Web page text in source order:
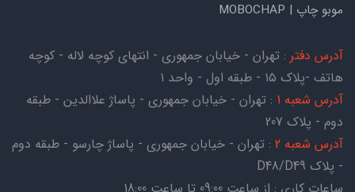
موبو چاپ | MOBOCHAP
آدرس دفتر : تهران - خیابان جمهوری - انتهای کوچه لاله - کوچه
هاتف -پلاک ۱۵ - طبقه اول - واحد ۱
آدرس شعبه 1
: تهران - خیابان جمهوری - پاساژ علاالدین - طبقه
دوم - پلاک 207
آدرس شعبه 2
: تهران - خیابان جمهوری - پاساژ چارسو - طبقه دوم
- پلاک D48/D49